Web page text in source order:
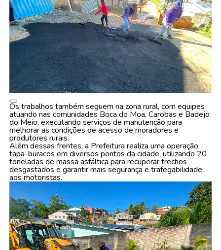
Os trabalhos também seguem na zona rural, com equipes
atuando nas comunidades Boca do Moa, Carobas e Badejo
do Meio, executando serviços de manutenção para
melhorar as condições de acesso de moradores e
produtores rurais.
Além dessas frentes, a Prefeitura realiza uma operação
tapa-buracos em diversos pontos da cidade, utilizando 20
toneladas de massa asfáltica para recuperar trechos
desgastados e garantir mais segurança e trafegabilidade
aos motoristas.